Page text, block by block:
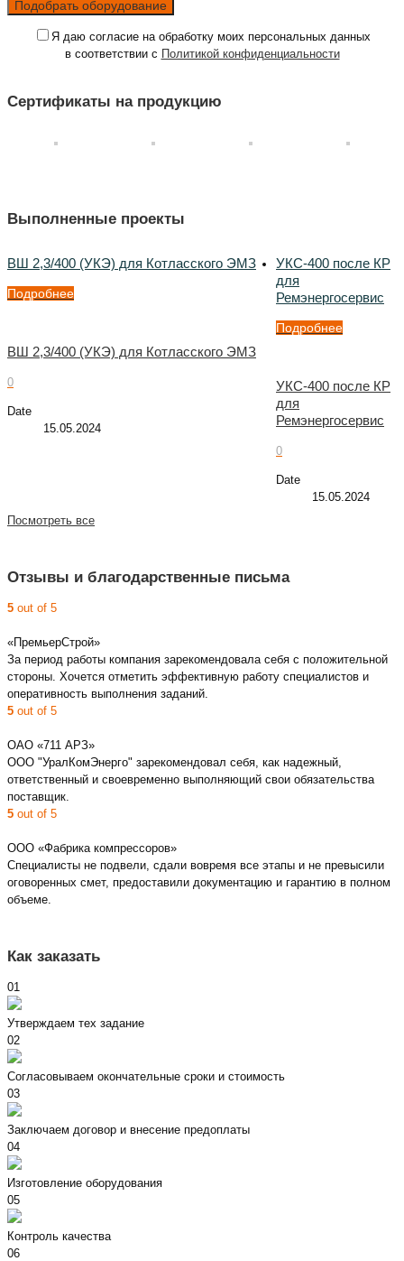
Я даю согласие на обработку моих персональных данных
в соответствии с Политикой конфиденциальности
Сертификаты на продукцию
Выполненные проекты
ВШ 2,3/400 (УКЭ) для Котласского ЭМЗ
Подробнее
ВШ 2,3/400 (УКЭ) для Котласского ЭМЗ
0
Date
15.05.2024
УКС-400 после КР
для
Ремэнергосервис
Подробнее
УКС-400 после КР
для
Ремэнергосервис
0
Date
15.05.2024
Посмотреть все
Отзывы и благодарственные письма
5 out of 5
«ПремьерСтрой»
За период работы компания зарекомендовала себя с положительной
стороны. Хочется отметить эффективную работу специалистов и
оперативность выполнения заданий.
5 out of 5
ОАО «711 АРЗ»
ООО "УралКомЭнерго" зарекомендовал себя, как надежный,
ответственный и своевременно выполняющий свои обязательства
поставщик.
5 out of 5
ООО «Фабрика компрессоров»
Специалисты не подвели, сдали вовремя все этапы и не превысили
оговоренных смет, предоставили документацию и гарантию в полном
объеме.
Как заказать
01
Утверждаем тех задание
02
Согласовываем окончательные сроки и стоимость
03
Заключаем договор и внесение предоплаты
04
Изготовление оборудования
05
Контроль качества
06